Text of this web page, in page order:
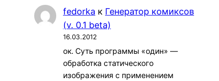
fedorka к Генератор комиксов
(v. 0.1 beta)
16.03.2012
ок. Суть программы «один» —
обработка статического
изображения с применением